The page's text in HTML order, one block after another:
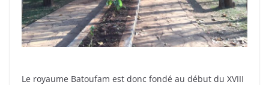
Le royaume Batoufam est donc fondé au début du XVIII